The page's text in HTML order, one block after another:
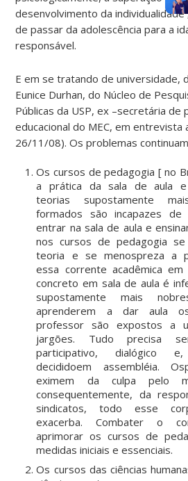
desenvolvimento da individualidade
de passar da adolescência para a
responsável.
E em se tratando de universidade,
Eunice Durhan, do Núcleo de
Públicas da USP, ex –secretária de
educacional do MEC, em entrevista
26/11/08). Os problemas
Os cursos de pedagogia [ no
a prática da sala de aula e
teorias supostamente
formados são incapazes
entrar na sala de aula e
nos cursos de pedagogia se
teoria e se menospreza a
essa corrente acadêmica
concreto em sala de aula é
supostamente mais
aprenderem a dar aula
professor são expostos a
jargões. Tudo precisa
participativo, dialógico e,
decididoem assembléia.
eximem da culpa pelo
consequentemente, da
sindicatos, todo esse
exacerba. Combater o
aprimorar os cursos de
medidas iniciais e essenciais.
Os cursos das ciências